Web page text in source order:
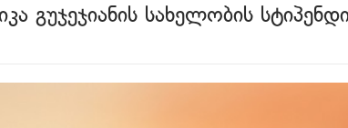
გუჯეჯიანის სახელობის